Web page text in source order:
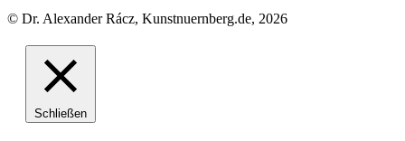
© Dr. Alexander Rácz, Kunstnuernberg.de, 2026
Schließen